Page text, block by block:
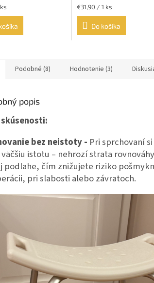
Jednotková
cena:
€31,90 / 1 ks
Do košíka
Podobné (8) Hodnotenie (3)
popis
skúsenosti:
bez neistoty - Pri sprchovaní
istotu – nehrozí strata
podlahe, čím znižujete riziko
pri slabosti alebo závratoch.